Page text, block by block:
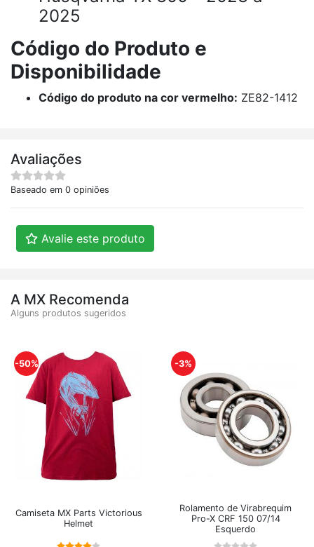
2025
Código do Produto e
Disponibilidade
Código do produto na cor vermelho: ZE82-1412
Avaliações
Baseado em 0 opiniões
Avalie este produto
A MX Recomenda
Alguns produtos sugeridos
-50%
Camiseta MX Parts Victorious
Helmet
-3%
Rolamento de Virabrequim
Pro-X CRF 150 07/14
Esquerdo